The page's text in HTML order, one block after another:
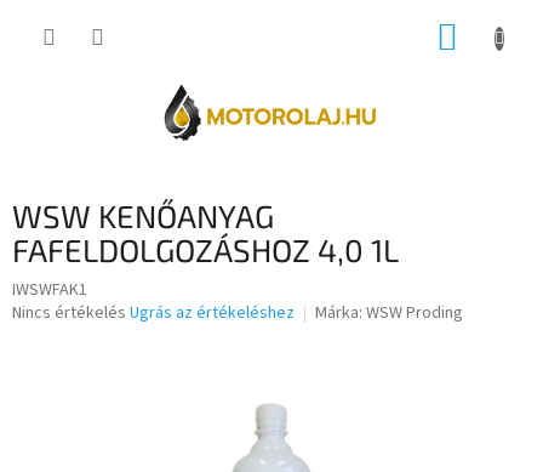
KOSÁR
WSW KENŐANYAG
FAFELDOLGOZÁSHOZ 4,0 1L
IWSWFAK1
A
Nincs értékelés Ugrás az értékeléshez Márka: WSW Proding